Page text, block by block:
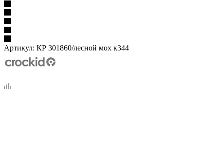
Артикул: КР 301860/лесной мох к344